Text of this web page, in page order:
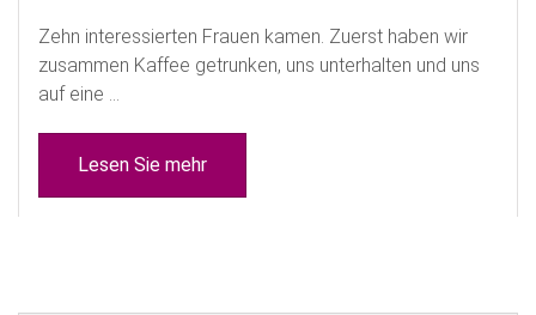
Zehn interessierten Frauen kamen. Zuerst haben wir
zusammen Kaffee getrunken, uns unterhalten und uns
auf eine ...
Lesen Sie mehr